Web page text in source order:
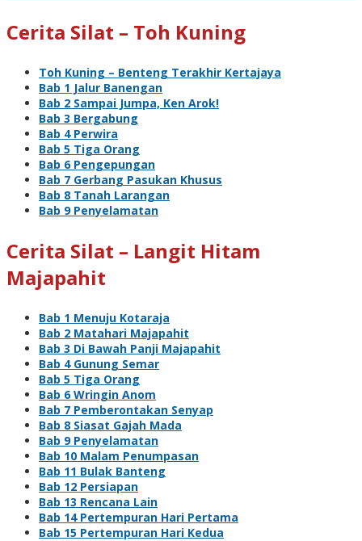
Cerita Silat – Toh Kuning
Toh Kuning – Benteng Terakhir Kertajaya
Bab 1 Jalur Banengan
Bab 2 Sampai Jumpa, Ken Arok!
Bab 3 Bergabung
Bab 4 Perwira
Bab 5 Tiga Orang
Bab 6 Pengepungan
Bab 7 Gerbang Pasukan Khusus
Bab 8 Tanah Larangan
Bab 9 Penyelamatan
Cerita Silat – Langit Hitam
Majapahit
Bab 1 Menuju Kotaraja
Bab 2 Matahari Majapahit
Bab 3 Di Bawah Panji Majapahit
Bab 4 Gunung Semar
Bab 5 Tiga Orang
Bab 6 Wringin Anom
Bab 7 Pemberontakan Senyap
Bab 8 Siasat Gajah Mada
Bab 9 Penyelamatan
Bab 10 Malam Penumpasan
Bab 11 Bulak Banteng
Bab 12 Persiapan
Bab 13 Rencana Lain
Bab 14 Pertempuran Hari Pertama
Bab 15 Pertempuran Hari Kedua